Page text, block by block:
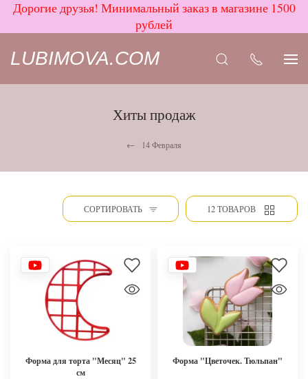
Дорогие друзья! Минимальный заказ в магазине 1500
рублей
LUBIMOVA.COM
Хиты продаж
14 Февраля
СОРТИРОВАТЬ 12 ТОВАРОВ
Форма для торта "Месяц" 25
см
Форма "Цветочек. Тюльпан"